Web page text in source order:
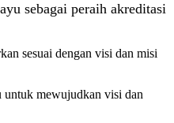
sebagai peraih akreditasi
sesuai dengan visi dan misi
untuk mewujudkan visi dan